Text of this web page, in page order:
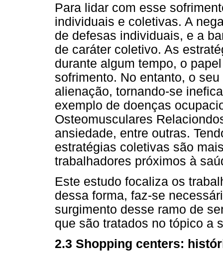
Para lidar com esse
individuais e coletivas. A
de defesas individuais, e a
de caráter coletivo. As
durante algum tempo, o
sofrimento. No entanto, o
alienação, tornando-se
exemplo de doenças
Osteomusculares
ansiedade, entre outras.
estratégias coletivas são
trabalhadores próximos à
Este estudo focaliza os
dessa forma, faz-se
surgimento desse ramo de
que são tratados no tópico a
2.3 Shopping centers: